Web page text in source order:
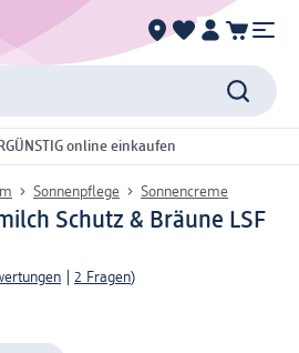
online einkaufen
Sonnenpflege Sonnencreme
Schutz & Bräune LSF
2 Fragen)